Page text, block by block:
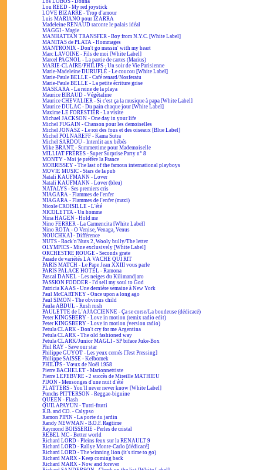
Los LOBOS - Donna
Lou REED - My red joystick
LOVE BIZARRE - Trop d'amour
Luis MARIANO pour IZARRA
Madeleine RENAUD raconte le palais idéal
MAGGI - Magie
MANHATTAN TRANSFER - Boy from N.Y.C. [White Label]
MANITAS de PLATA - Hommages
MANTRONIX - Don't go messin' with my heart
Marc LAVOINE - Fils de moi [White Label]
Marcel PAGNOL - La partie de cartes (Marius)
MARIE-CLAIRE/PHILIPS - Un soir de Vie Parisienne
Marie-Madeleine DURUFLÉ - Le coucou [White Label]
Marie-Paule BELLE - Café renard/Nosferatu
Marie-Paule BELLE - La petite écriture grise
MASKARA - La reine de la playa
Maurice BIRAUD - Végétaline
Maurice CHEVALIER - Si c'est ça la musique à papa [White Label]
Maurice DULAC - Du pain chaque jour [White Label]
Maxime LE FORESTIER - La visite
Michael JACKSON - One day in your life
Michel FUGAIN - Chanson pour les demoiselles
Michel JONASZ - Le roi des fous et des oiseaux [Blue Label]
Michel POLNAREFF - Kama Sutra
Michel SARDOU - Interdit aux bébés
Mike BRANT - Summertime pour Mademoiselle
MILLIAT FRÈRES - Super Surprise Party n° 8
MONTY - Moi je préfère la France
MORRISSEY - The last of the famous international playboys
MOVIE MUSIC - Stars de la pub
Natali KAUFMANN - Lover
Natali KAUFMANN - Lover (bleu)
NATALYS - Ses premiers cris
NIAGARA - Flammes de l'enfer
NIAGARA - Flammes de l'enfer (maxi)
Nicole CROISILLE - L'été
NICOLETTA - Un homme
Nina HAGEN - Hold me
Nino FERRER - La Carmencita [White Label]
Nino ROTA - O Venise, Venaga, Venus
NOUCHKAÏ - Différence
NUTS - Rock'n'Nuts 2, Wooly bully/The letter
OLYMPICS - Mine exclusively [White Label]
ORCHESTRE ROUGE - Seconds grate
Parade de variétés LA VACHE QUI RIT
PARIS MATCH - Le Pape Jean XXIII vous parle
PARIS PALACE HOTEL - Ramona
Pascal DANEL - Les neiges du Kilimandjaro
PASSION FODDER - I'd sell my soul to God
Patricia KAAS - Une dernière semaine à New York
Paul McCARTNEY - Once upon a long ago
Paul SIMON - The obvious child
Paula ABDUL - Rush rush
PAULETTE de L'AJACCIENNE - Ça se corse/La boudeuse (dédicacé)
Peter KINGSBERY - Love in motion (remix radio edit)
Peter KINGSBERY - Love in motion (version radio)
Petula CLARK - Don't cry for me Argentina
Petula CLARK - The old fashioned way
Petula CLARK/Junior MAGLI - SP biface Juke-Box
Phil RAY - Save our star
Philippe GUYOT - Les yeux cernés [Test Pressing]
Philippe SAISSE - Kelbomek
PHILIPS - Vœux de Noël 1958
Pierre BACHELET - Marionnettiste
Pierre LEFEBVRE - 2 succès de Mireille MATHIEU
PIJON - Mensonges d'une nuit d'été
PLATTERS - You'll never never know [White Label]
Punchs PITTERSON - Reggae-biguine
QUEEN - Flash
QUILAPAYUN - Tutti-frutti
R.B. and CO. - Calypso
Ramon PIPIN - La porte du jardin
Randy NEWMAN - B.O.F. Ragtime
Raymond BOISSERIE - Perles de cristal
REBEL MC - Better world
Richard LORD - Pleins feux sur la RENAULT 9
Richard LORD - Rallye Monte-Carlo [dédicacé]
Richard LORD - The winning lion (it's time to go)
Richard MARX - Keep coming back
Richard MARX - Now and forever